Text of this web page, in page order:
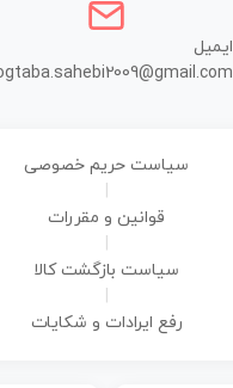
ایمیل
سیاست حریم خصوصی
قوانین و مقررات
سیاست بازگشت کالا
رفع ایرادات و شکایات